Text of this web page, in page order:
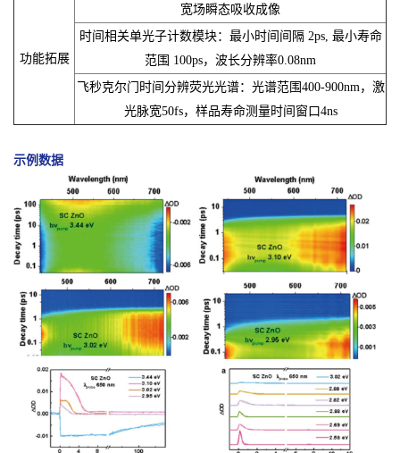
功能拓展
宽场瞬态吸收成像
时间相关单光子计数模块：最小时间间隔 2ps, 最小寿命
范围 100ps，波长分辨率0.08nm
飞秒克尔门时间分辨荧光光谱：光谱范围400-900nm，激
光脉宽50fs，样品寿命测量时间窗口4ns
示例数据